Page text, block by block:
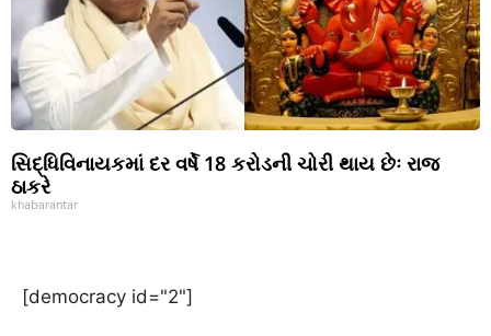
સિદ્ધિવિનાયકમાં દર વર્ષે 18 કરોડની ચોરી થાય છેઃ રાજ
ઠાકરે
khabarantar
[democracy id="2"]